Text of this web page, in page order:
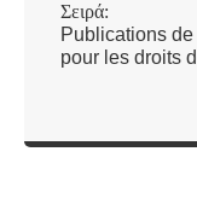
Σειρά:
Publications
pour les droits